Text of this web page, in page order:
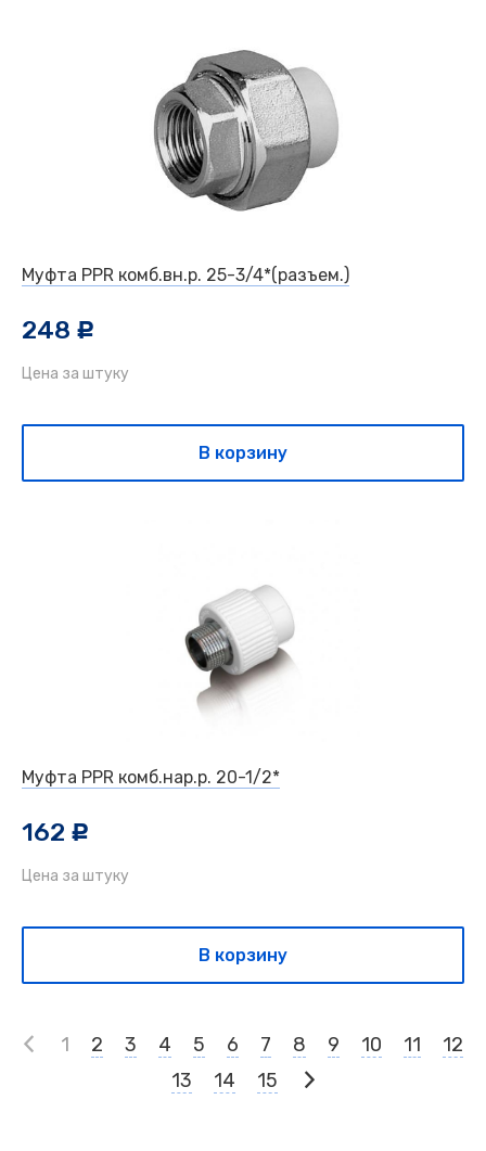
Муфта PPR комб.вн.р. 25-3/4*(разъем.)
248 c
Цена за штуку
В корзину
Муфта PPR комб.нар.р. 20-1/2*
162 c
Цена за штуку
В корзину
1 2 3 4 5 6 7 8 9 10 11
12
13
14 15